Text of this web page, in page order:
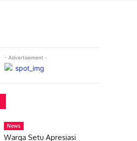
- Advertisement -
News
Warga Setu Apresiasi